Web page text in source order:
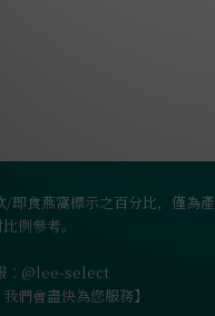
即食燕窩標示之百分比，僅為產
例參考。
：@lee-select
們會盡快為您服務】